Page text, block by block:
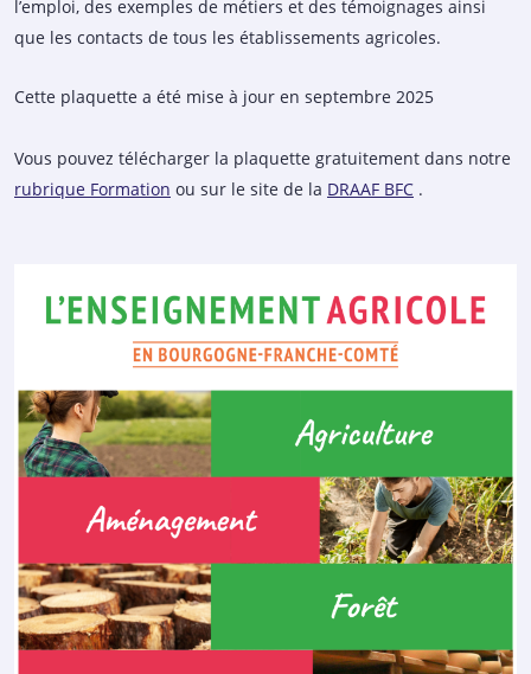
l’emploi, des exemples de métiers et des témoignages ainsi
que les contacts de tous les établissements agricoles.
Cette plaquette a été mise à jour en septembre 2025
Vous pouvez télécharger la plaquette gratuitement dans notre
rubrique Formation ou sur le site de la DRAAF BFC .